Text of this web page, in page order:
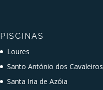
PISCINAS
Loures
Santo António dos Cavaleiros
Santa Iria de Azóia